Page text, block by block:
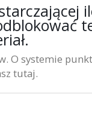
O systemie
tutaj.